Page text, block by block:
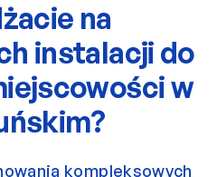
na
instalacji do
w
kompleksowych